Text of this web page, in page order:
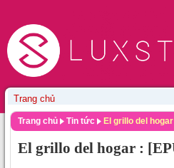
Trang chủ Tin tức El grillo del
El grillo del hogar :